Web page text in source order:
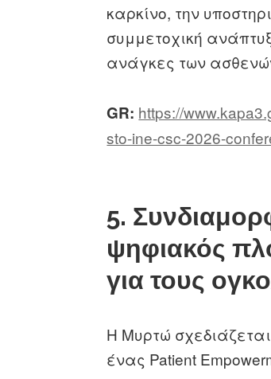
καρκίνο, την
συμμετοχική
ανάγκες των
GR: https://
sto-ine-csc-2026-
5.
ψηφιακός
για τους
Η Μυρτώ
ένας Patient